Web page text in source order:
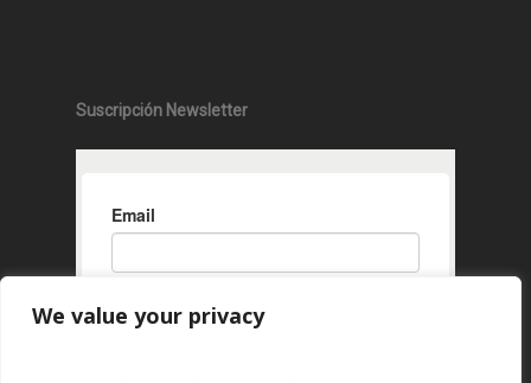
We value your privacy
Suscripción Newsletter